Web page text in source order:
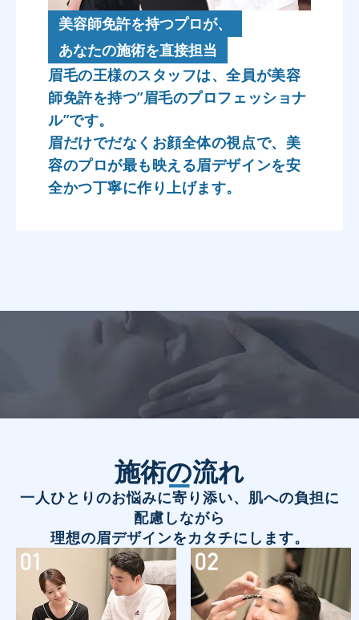
美容師免許を持つプロが、
あなたの施術を直接担当
眉毛の王様のスタッフは、全員が美容
師免許を持つ”眉毛のプロフェッショナ
ル”です。
眉だけでだなくお顔全体の視点で、美
容のプロが最も映える眉デザインを安
全かつ丁寧に作り上げます。
施術の流れ
一人ひとりのお悩みに寄り添い、肌への負担に
配慮しながら
理想の眉デザインをカタチにします。